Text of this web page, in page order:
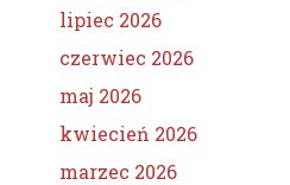
lipiec 2026
czerwiec 2026
maj 2026
kwiecień 2026
marzec 2026